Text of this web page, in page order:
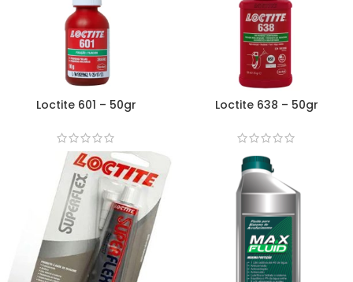
Loctite 601 – 50gr Loctite 638 – 50gr